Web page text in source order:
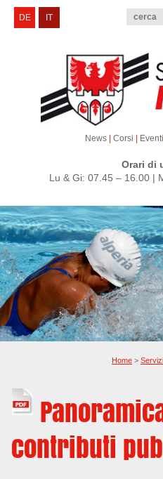
News | Corsi | Eventi
Orari di
Lu & Gi: 07.45 – 16.00 |
DE
IT
menu
Sportclub Merano
Corsi e Eventi
Servizi e Contatti
Home >
contributi